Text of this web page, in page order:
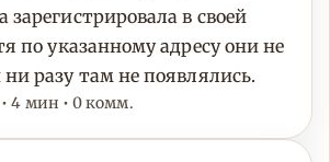
в своей
по указанному адресу они не
разу там не появлялись.
4 мин • 0 комм.